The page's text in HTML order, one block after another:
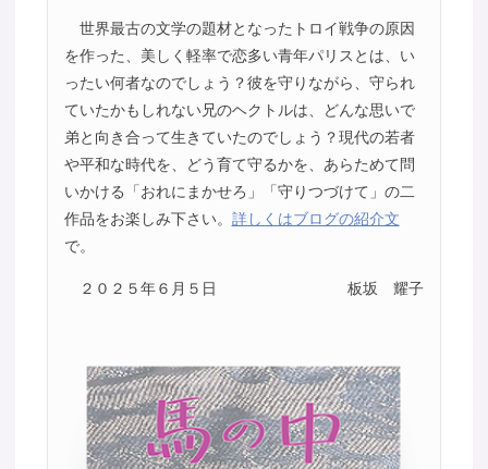
世界最古の文学の題材となったトロイ戦争の原因
を作った、美しく軽率で恋多い青年パリスとは、い
ったい何者なのでしょう？彼を守りながら、守られ
ていたかもしれない兄のヘクトルは、どんな思いで
弟と向き合って生きていたのでしょう？現代の若者
や平和な時代を、どう育て守るかを、あらためて問
いかける「おれにまかせろ」「守りつづけて」の二
作品をお楽しみ下さい。 詳しくはブログの紹介文
で。
２０２５年６月５日 板坂 耀子